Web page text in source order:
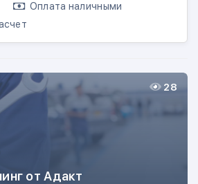
Оплата наличными
от Адакт
28